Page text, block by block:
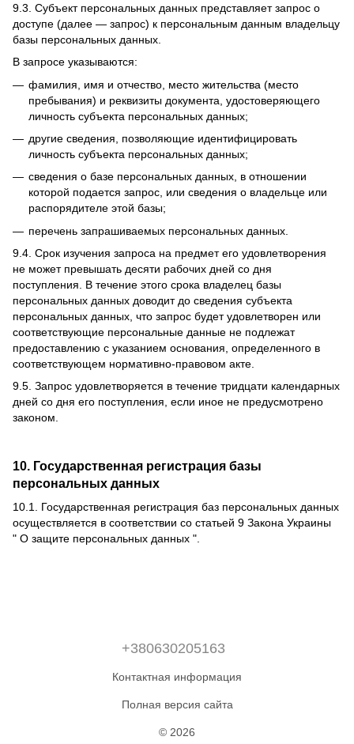
9.3. Субъект персональных данных представляет запрос о
доступе (далее — запрос) к персональным данным владельцу
базы персональных данных.
В запросе указываются:
фамилия, имя и отчество, место жительства (место
пребывания) и реквизиты документа, удостоверяющего
личность субъекта персональных данных;
другие сведения, позволяющие идентифицировать
личность субъекта персональных данных;
сведения о базе персональных данных, в отношении
которой подается запрос, или сведения о владельце или
распорядителе этой базы;
перечень запрашиваемых персональных данных.
9.4. Срок изучения запроса на предмет его удовлетворения
не может превышать десяти рабочих дней со дня
поступления. В течение этого срока владелец базы
персональных данных доводит до сведения субъекта
персональных данных, что запрос будет удовлетворен или
соответствующие персональные данные не подлежат
предоставлению с указанием основания, определенного в
соответствующем нормативно-правовом акте.
9.5. Запрос удовлетворяется в течение тридцати календарных
дней со дня его поступления, если иное не предусмотрено
законом.
10. Государственная регистрация базы
персональных данных
10.1. Государственная регистрация баз персональных данных
осуществляется в соответствии со статьей 9 Закона Украины
" О защите персональных данных ".
+380630205163
Контактная информация
Полная версия сайта
© 2026